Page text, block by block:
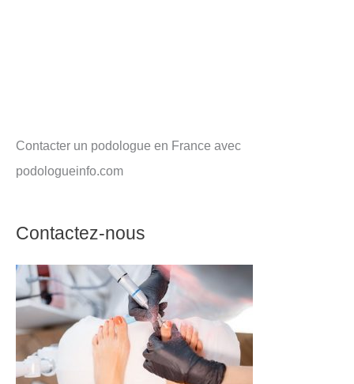
Contacter un podologue en France avec
podologueinfo.com
Contactez-nous